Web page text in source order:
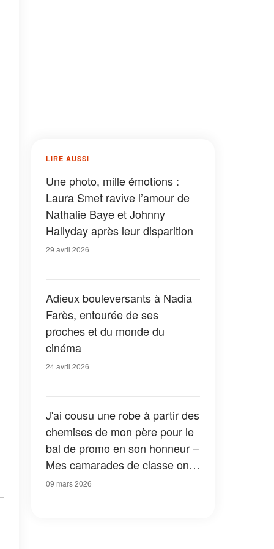
LIRE AUSSI
Une photo, mille émotions :
Laura Smet ravive l’amour de
Nathalie Baye et Johnny
Hallyday après leur disparition
29 avril 2026
Adieux bouleversants à Nadia
Farès, entourée de ses
proches et du monde du
cinéma
24 avril 2026
J'ai cousu une robe à partir des
chemises de mon père pour le
bal de promo en son honneur –
Mes camarades de classe ont
ri jusqu'à ce que le directeur
09 mars 2026